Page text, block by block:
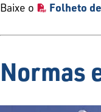
Baixe o Folheto
Normas